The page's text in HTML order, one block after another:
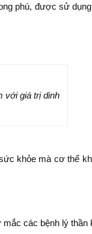
phú, được sử
với giá trị dinh
khỏe mà cơ thể
các bệnh lý thần